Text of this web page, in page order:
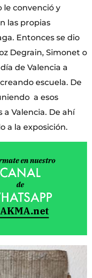
le convenció y
las propias
Entonces se dio
Degrain, Simonet o
de Valencia a
escuela. De
a esos
Valencia. De ahí
a la exposición.